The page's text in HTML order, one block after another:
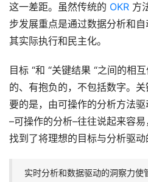
这一差距。虽然传统的 OKR 方
步发展重点是通过数据分析和
其实际执行和民主化。
目标 “和 “关键结果 “之间的相
的、有抱负的，不包括数字。
要的是，由可操作的分析方法
–可操作的分析–往往说起来容
找到了将理想的目标与分析驱动
实时分析和数据驱动的洞察力使